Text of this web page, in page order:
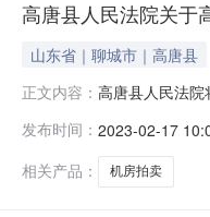
高唐县人民法院关于
山东省｜聊城市｜高唐县
正文内容： 高唐县人民法
产无证，为评
发布时间： 2023-02-17
相关产品：
机房拍卖